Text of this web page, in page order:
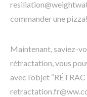
commander une pizza!
Maintenant, saviez-
rétractation, vous
avec l’objet